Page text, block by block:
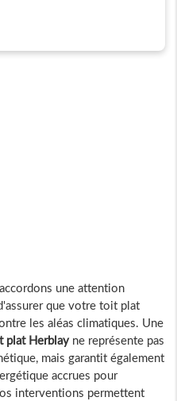
une attention
que votre toit plat
les aléas climatiques. Une
plat Herblayne représente pas
mais garantit également
accrues pour
interventions permettent